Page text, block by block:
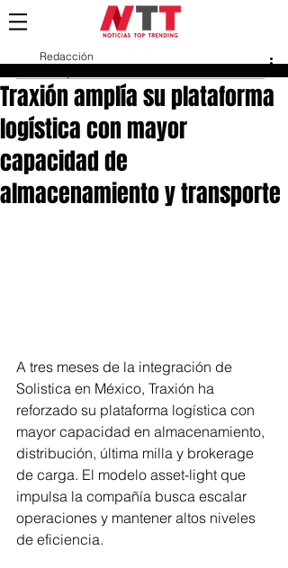
Traxión amplía su plataforma
logística con mayor
capacidad de
almacenamiento y transporte
Redacción
A tres meses de la integración de
Solistica en México, Traxión ha
reforzado su plataforma logística con
mayor capacidad en almacenamiento,
distribución, última milla y brokerage
de carga. El modelo asset-light que
impulsa la compañía busca escalar
operaciones y mantener altos niveles
de eficiencia.